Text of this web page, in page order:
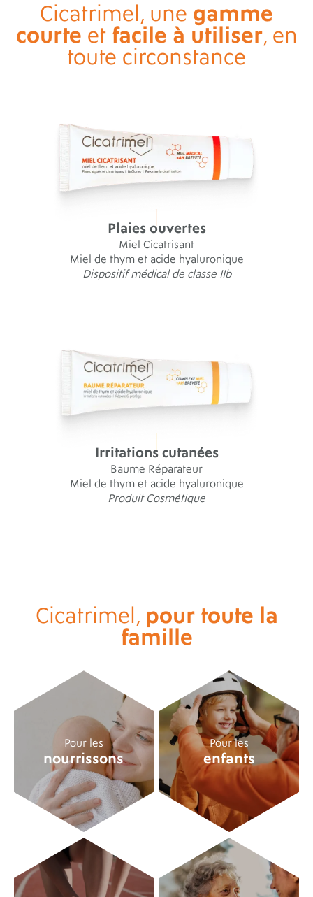
Cicatrimel, une gamme
courte et facile à utiliser, en
toute circonstance
Plaies ouvertes
Miel Cicatrisant
Miel de thym et acide hyaluronique
Dispositif médical de classe IIb
Irritations cutanées
Baume Réparateur
Miel de thym et acide hyaluronique
Produit Cosmétique
Cicatrimel, pour toute la
famille
Pour les
nourrissons
Pour les
enfants